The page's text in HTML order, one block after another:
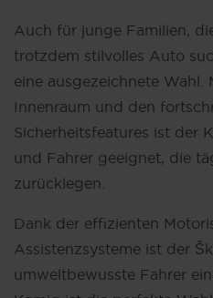
Auch für junge Familien,
trotzdem stilvolles Auto
eine ausgezeichnete Wahl.
Innenraum und den
Sicherheitsfeatures ist der
und Fahrer geeignet, die
zurücklegen.
Dank der effizienten
Assistenzsysteme ist der
umweltbewusste Fahrer